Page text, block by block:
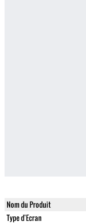
Nom du Produit
Type d'Ecran